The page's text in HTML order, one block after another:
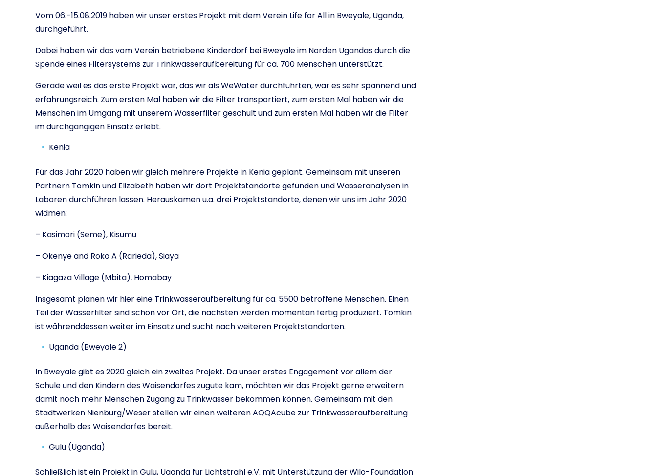
Vom 06.-15.08.2019 haben wir unser erstes Projekt mit dem Verein Life for All in Bweyale, Uganda,
durchgeführt.
Dabei haben wir das vom Verein betriebene Kinderdorf bei Bweyale im Norden Ugandas durch die
Spende eines Filtersystems zur Trinkwasseraufbereitung für ca. 700 Menschen unterstützt.
Gerade weil es das erste Projekt war, das wir als WeWater durchführten, war es sehr spannend und
erfahrungsreich. Zum ersten Mal haben wir die Filter transportiert, zum ersten Mal haben wir die
Menschen im Umgang mit unserem Wasserfilter geschult und zum ersten Mal haben wir die Filter
im durchgängigen Einsatz erlebt.
Kenia
Für das Jahr 2020 haben wir gleich mehrere Projekte in Kenia geplant. Gemeinsam mit unseren
Partnern Tomkin und Elizabeth haben wir dort Projektstandorte gefunden und Wasseranalysen in
Laboren durchführen lassen. Herauskamen u.a. drei Projektstandorte, denen wir uns im Jahr 2020
widmen:
– Kasimori (Seme), Kisumu
– Okenye and Roko A (Rarieda), Siaya
– Kiagaza Village (Mbita), Homabay
Insgesamt planen wir hier eine Trinkwasseraufbereitung für ca. 5500 betroffene Menschen. Einen
Teil der Wasserfilter sind schon vor Ort, die nächsten werden momentan fertig produziert. Tomkin
ist währenddessen weiter im Einsatz und sucht nach weiteren Projektstandorten.
Uganda (Bweyale 2)
In Bweyale gibt es 2020 gleich ein zweites Projekt. Da unser erstes Engagement vor allem der
Schule und den Kindern des Waisendorfes zugute kam, möchten wir das Projekt gerne erweitern
damit noch mehr Menschen Zugang zu Trinkwasser bekommen können. Gemeinsam mit den
Stadtwerken Nienburg/Weser stellen wir einen weiteren AQQAcube zur Trinkwasseraufbereitung
außerhalb des Waisendorfes bereit.
Gulu (Uganda)
Schließlich ist ein Projekt in Gulu, Uganda für Lichtstrahl e.V. mit Unterstützung der Wilo-Foundation